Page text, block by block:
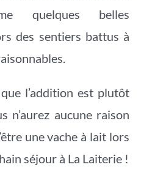
quelques belles
des sentiers battus à
l’addition est plutôt
n’aurez aucune raison
une vache à lait lors
séjour à La Laiterie !